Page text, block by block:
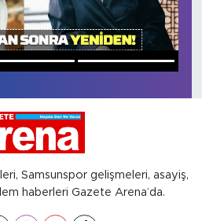
Samsunspor gelişmeleri, asayiş,
haberleri Gazete Arena’da.